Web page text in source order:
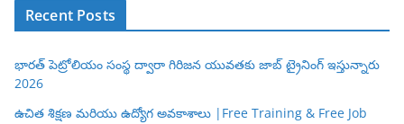
Recent Posts
భారత్ పెట్రోలియం సంస్థ ద్వారా గిరిజన యువతకు జాబ్ ట్రైనింగ్ ఇస్తున్నారు
2026
ఉచిత శిక్షణ మరియు ఉద్యోగ అవకాశాలు |Free Training & Free Job